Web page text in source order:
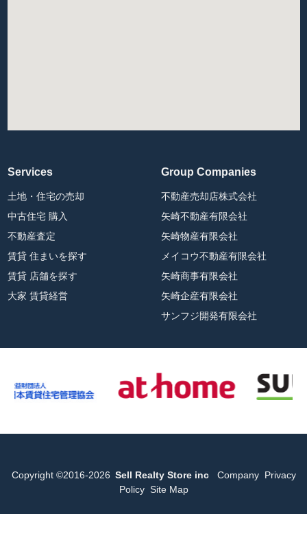
Services
土地・住宅の売却
中古住宅 購入
不動産査定
賃貸 住まいを探す
賃貸 店舗を探す
大家 賃貸経営
Group Companies
不動産売却店株式会社
矢崎不動産有限会社
矢崎物産有限会社
メイコウ不動産有限会社
矢崎商事有限会社
矢崎企産有限会社
サンフジ開発有限会社
Copyright ©2016-2026 Sell Realty Store inc Company Privacy
Policy Site Map